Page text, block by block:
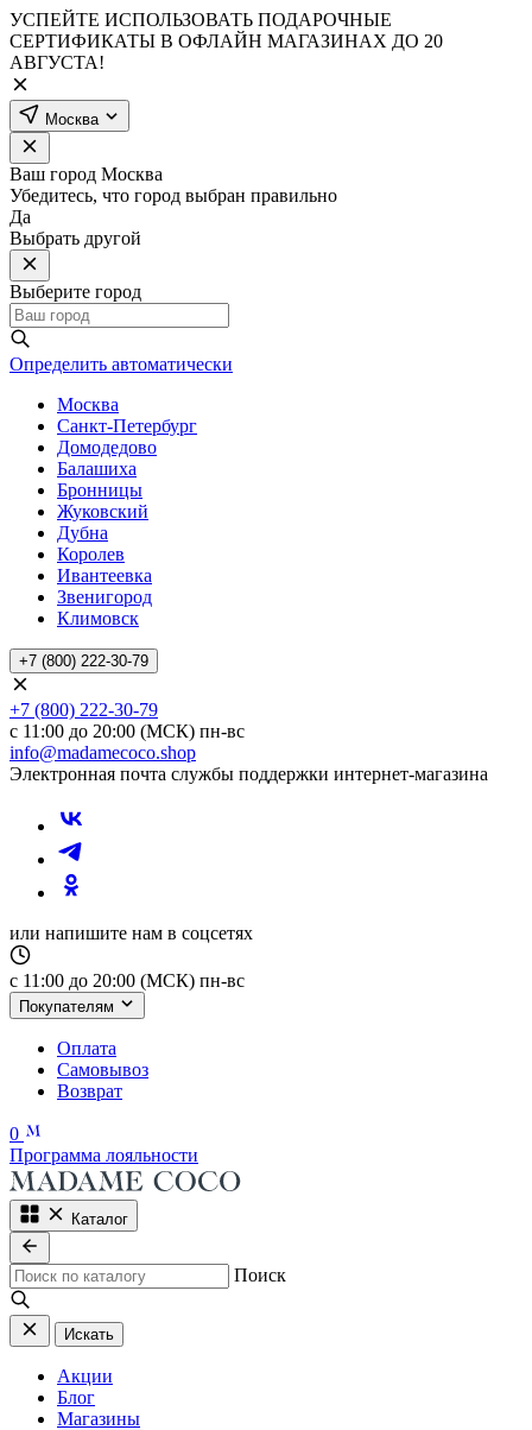
УСПЕЙТЕ ИСПОЛЬЗОВАТЬ ПОДАРОЧНЫЕ
СЕРТИФИКАТЫ В ОФЛАЙН МАГАЗИНАХ ДО 20
АВГУСТА!
Москва
Ваш город Москва
Убедитесь, что город выбран правильно
Да
Выбрать другой
Выберите город
Определить автоматически
Москва
Санкт-Петербург
Домодедово
Балашиха
Бронницы
Жуковский
Дубна
Королев
Ивантеевка
Звенигород
Климовск
+7 (800) 222-30-79
+7 (800) 222-30-79
с 11:00 до 20:00 (МСК) пн-вс
info@madamecoco.shop
Электронная почта службы поддержки интернет-магазина
или напишите нам в соцсетях
с 11:00 до 20:00 (МСК) пн-вс
Покупателям
Оплата
Самовывоз
Возврат
0
Программа лояльности
Каталог
Поиск
Искать
Акции
Блог
Магазины